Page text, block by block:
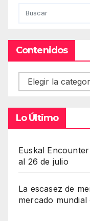
Contenidos
Contenidos
Lo Último
Euskal
al 26 de julio
La escasez de
mercado mundial